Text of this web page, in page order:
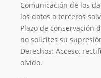
Comunicación de los
los datos a terceros
Plazo de conservación
no solicites su
Derechos: Acceso,
olvido.